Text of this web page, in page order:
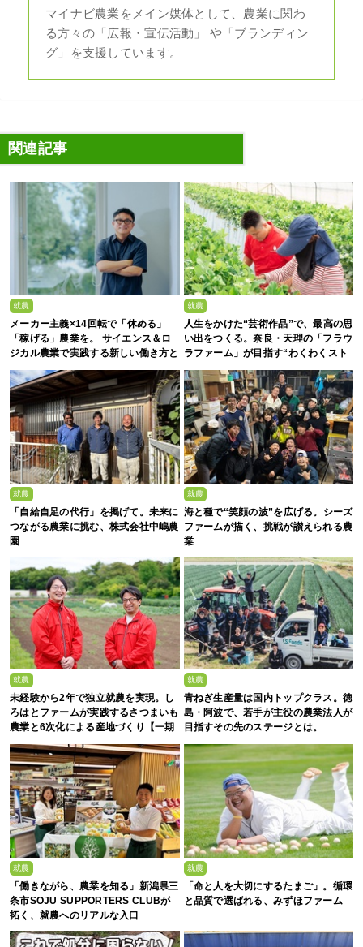
マイナビ農業をメイン媒体として、農業に関わ
る方々の「広報・宣伝活動」 や「ブランディン
グ」を支援しています。
関連記事
就農
メーカー主義×14回転で「休める」
「稼げる」農業を。 サイエンス＆ロ
ジカル農業で実践する新しい働き方と
は？
就農
人生をかけた“芸術作品”で、最高の思
い出をつくる。奈良・天理の「フラウ
ラファーム」が目指す“わくわくスト
ロベリーエンターテインメント”
就農
「自給自足の代行」を掲げて。未来に
つながる農業に挑む、株式会社中嶋農
園
就農
海と種で“笑顔の波”を広げる。シーズ
ファームが描く、挑戦が讃えられる農
業
就農
未経験から2年で独立就農を実現。し
ろはとファームが実践するさつまいも
農業と6次化による産地づくり【一期
生募集】
就農
青ねぎ生産量は国内トップクラス。徳
島・阿波で、若手が主役の農業法人が
目指すその先のステージとは。
就農
「働きながら、農業を知る」新潟県三
条市SOJU SUPPORTERS CLUBが
拓く、就農へのリアルな入口
就農
「命と人を大切にするたまご」。循環
と品質で選ばれる、みずほファーム